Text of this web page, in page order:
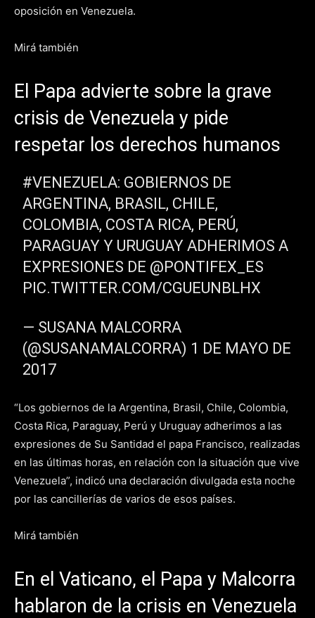
oposición en Venezuela.
Mirá también
El Papa advierte sobre la grave
crisis de Venezuela y pide
respetar los derechos humanos
#VENEZUELA: GOBIERNOS DE
ARGENTINA, BRASIL, CHILE,
COLOMBIA, COSTA RICA, PERÚ,
PARAGUAY Y URUGUAY ADHERIMOS A
EXPRESIONES DE @PONTIFEX_ES
PIC.TWITTER.COM/CGUEUNBLHX
— SUSANA MALCORRA
(@SUSANAMALCORRA) 1 DE MAYO DE
2017
“Los gobiernos de la Argentina, Brasil, Chile, Colombia,
Costa Rica, Paraguay, Perú y Uruguay adherimos a las
expresiones de Su Santidad el papa Francisco, realizadas
en las últimas horas, en relación con la situación que vive
Venezuela”, indicó una declaración divulgada esta noche
por las cancillerías de varios de esos países.
Mirá también
En el Vaticano, el Papa y Malcorra
hablaron de la crisis en Venezuela